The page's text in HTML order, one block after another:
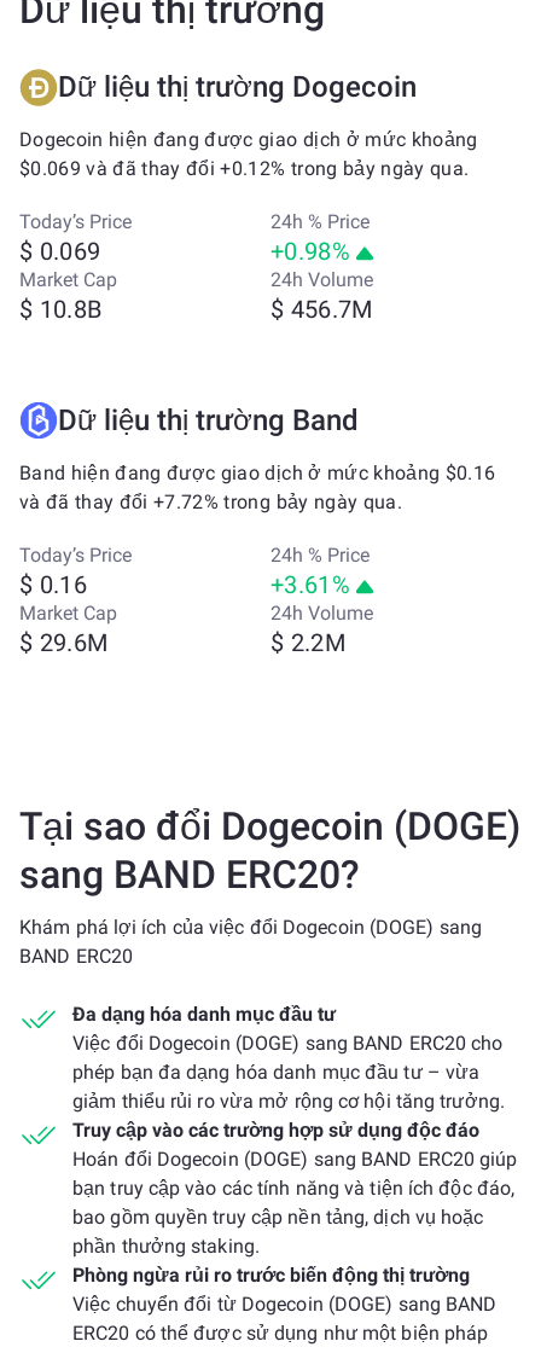
Dữ liệu thị trường
Dữ liệu thị trường Dogecoin
Dogecoin hiện đang được giao dịch ở mức khoảng
$0.069 và đã thay đổi +0.12% trong bảy ngày qua.
Today’s Price
$ 0.069
24h % Price
+0.98%
Market Cap
$ 10.8B
24h Volume
$ 456.7M
Dữ liệu thị trường Band
Band hiện đang được giao dịch ở mức khoảng $0.16
và đã thay đổi +7.72% trong bảy ngày qua.
Today’s Price
$ 0.16
24h % Price
+3.61%
Market Cap
$ 29.6M
24h Volume
$ 2.2M
Tại sao đổi Dogecoin (DOGE)
sang BAND ERC20?
Khám phá lợi ích của việc đổi Dogecoin (DOGE) sang
BAND ERC20
Đa dạng hóa danh mục đầu tư
Việc đổi Dogecoin (DOGE) sang BAND ERC20 cho
phép bạn đa dạng hóa danh mục đầu tư – vừa
giảm thiểu rủi ro vừa mở rộng cơ hội tăng trưởng.
Truy cập vào các trường hợp sử dụng độc đáo
Hoán đổi Dogecoin (DOGE) sang BAND ERC20 giúp
bạn truy cập vào các tính năng và tiện ích độc đáo,
bao gồm quyền truy cập nền tảng, dịch vụ hoặc
phần thưởng staking.
Phòng ngừa rủi ro trước biến động thị trường
Việc chuyển đổi từ Dogecoin (DOGE) sang BAND
ERC20 có thể được sử dụng như một biện pháp